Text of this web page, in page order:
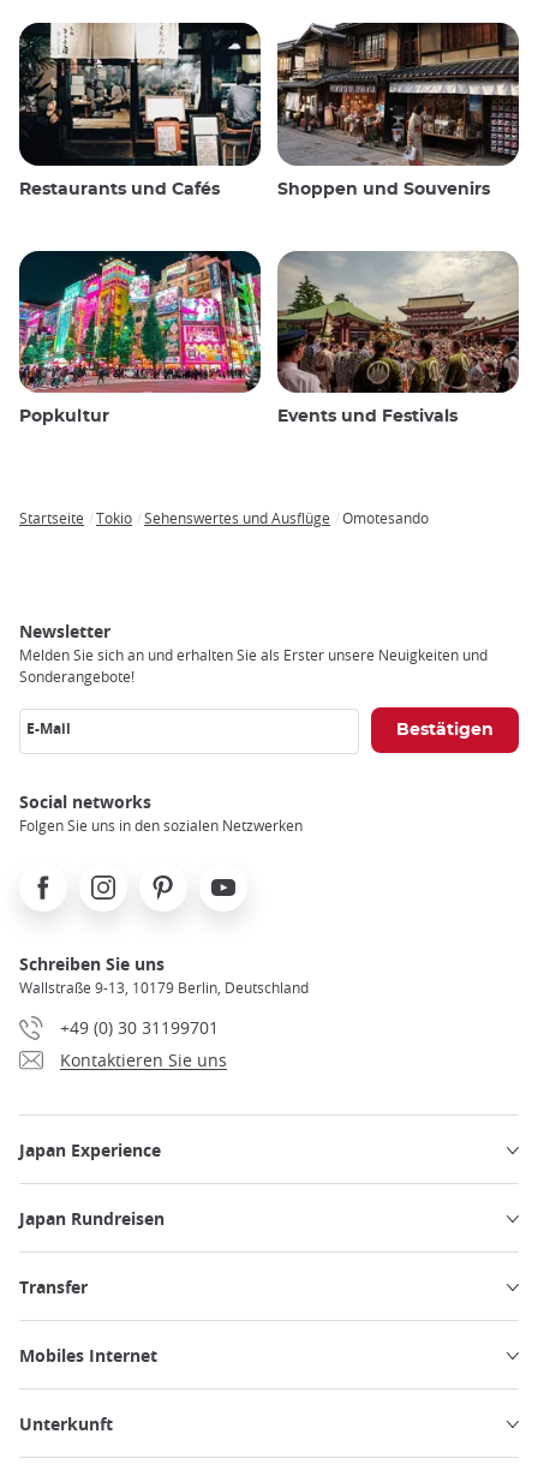
Restaurants und Cafés Shoppen und Souvenirs
Popkultur Events und Festivals
Startseite Tokio Sehenswertes und Ausflüge Omotesando
Newsletter
Melden Sie sich an und erhalten Sie als Erster unsere Neuigkeiten und
Sonderangebote!
E-Mail
Social networks
Folgen Sie uns in den sozialen Netzwerken
FacebookInstagramPinterest Youtube
Schreiben Sie uns
Wallstraße 9-13, 10179 Berlin, Deutschland
+49 (0) 30 31199701
Kontaktieren Sie uns
Japan Experience
Japan Rundreisen
Transfer
Mobiles Internet
Unterkunft